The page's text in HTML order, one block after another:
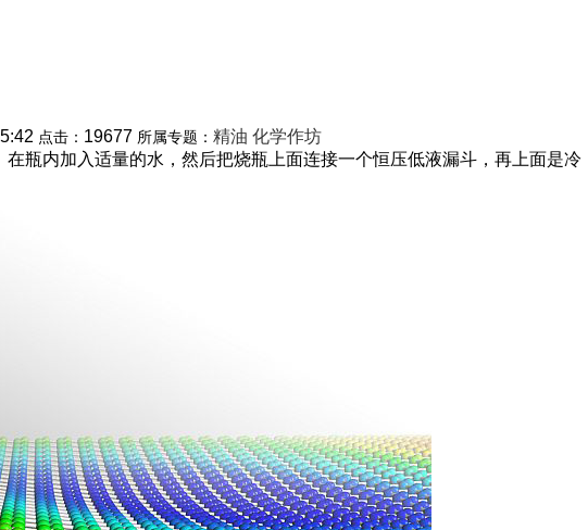
点击： 19677 所属专题： 精油 化学作坊
瓶内加入适量的水，然后把烧瓶上面连接一个恒压低液漏斗，再上面是冷